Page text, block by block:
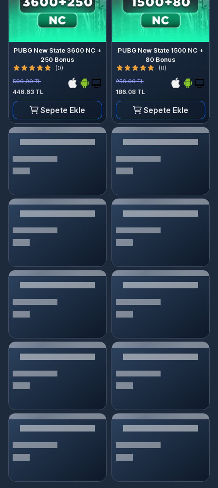
PUBG New State 3600 NC +
250 Bonus
(0)
500.00 TL
446.63 TL
Sepete Ekle
PUBG New State 1500 NC +
80 Bonus
(0)
250.00 TL
186.08 TL
Sepete Ekle